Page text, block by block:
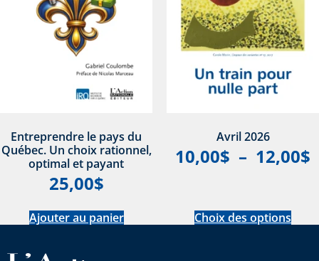
Entreprendre le pays du
Québec. Un choix rationnel,
optimal et payant
25,00$
Ajouter au panier
Avril 2026
10,00$ – 12,00$
Choix des options